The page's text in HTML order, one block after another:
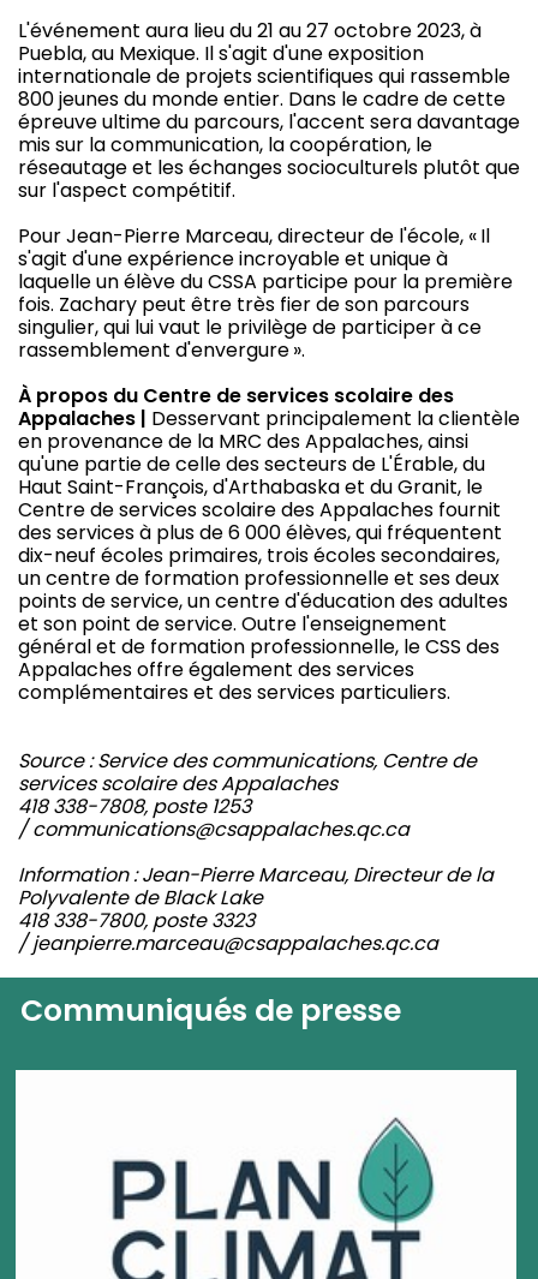
L'événement aura lieu du 21 au 27 octobre 2023, à
Puebla, au Mexique. Il s'agit d'une exposition
internationale de projets scientifiques qui rassemble
800 jeunes du monde entier. Dans le cadre de cette
épreuve ultime du parcours, l'accent sera davantage
mis sur la communication, la coopération, le
réseautage et les échanges socioculturels plutôt que
sur l'aspect compétitif.
Pour Jean-Pierre Marceau, directeur de l'école, « Il
s'agit d'une expérience incroyable et unique à
laquelle un élève du CSSA participe pour la première
fois. Zachary peut être très fier de son parcours
singulier, qui lui vaut le privilège de participer à ce
rassemblement d'envergure ».
À propos du Centre de services scolaire des
Appalaches | Desservant principalement la clientèle
en provenance de la MRC des Appalaches, ainsi
qu'une partie de celle des secteurs de L'Érable, du
Haut Saint-François, d'Arthabaska et du Granit, le
Centre de services scolaire des Appalaches fournit
des services à plus de 6 000 élèves, qui fréquentent
dix-neuf écoles primaires, trois écoles secondaires,
un centre de formation professionnelle et ses deux
points de service, un centre d'éducation des adultes
et son point de service. Outre l'enseignement
général et de formation professionnelle, le CSS des
Appalaches offre également des services
complémentaires et des services particuliers.
Source : Service des communications, Centre de
services scolaire des Appalaches
418 338-7808, poste 1253
/ communications@csappalaches.qc.ca
Information : Jean-Pierre Marceau, Directeur de la
Polyvalente de Black Lake
418 338-7800, poste 3323
/ jeanpierre.marceau@csappalaches.qc.ca
Communiqués de presse